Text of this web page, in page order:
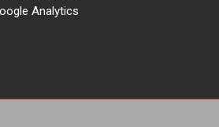
Analytics